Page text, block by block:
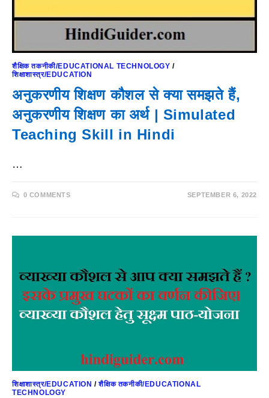
शैक्षिक तकनीकी/EDUCATIONAL TECHNOLOGY /
शिक्षाशास्त्र/EDUCATION
अनुकरणीय शिक्षण कौशल से क्या समझते हैं,
अनुकरणीय शिक्षण का अर्थ | Simulated
Teaching Skill in Hindi
…
0 COMMENTS SEPTEMBER 6, 2022
शिक्षाशास्त्र/EDUCATION /शैक्षिक तकनीकी/EDUCATIONAL
TECHNOLOGY